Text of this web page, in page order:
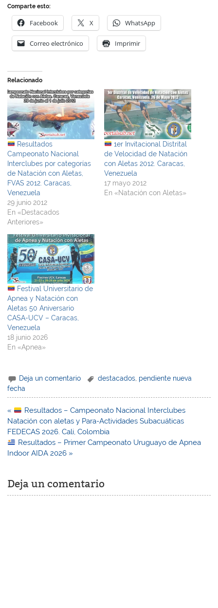
Comparte esto:
Facebook X WhatsApp
Correo electrónico Imprimir
Relacionado
Resultados
Campeonato Nacional
Interclubes por categorías
de Natación con Aletas,
FVAS 2012. Caracas,
Venezuela
29 junio 2012
En «Destacados
Anteriores»
1er Invitacional Distrital
de Velocidad de Natación
con Aletas 2012. Caracas,
Venezuela
17 mayo 2012
En «Natación con Aletas»
Festival Universitario de
Apnea y Natación con
Aletas 50 Aniversario
CASA-UCV – Caracas,
Venezuela
18 junio 2026
En «Apnea»
Deja un comentario destacados pendiente nueva
fecha
Navegación
de
entradas
«
Resultados – Campeonato Nacional Interclubes
Natación con aletas y Para-Actividades Subacuáticas
FEDECAS 2026. Cali, Colombia
Resultados – Primer Campeonato Uruguayo de Apnea
Indoor AIDA 2026 »
Deja un comentario